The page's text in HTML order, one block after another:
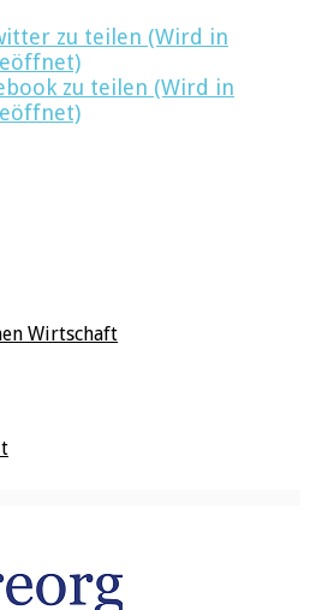
zu teilen (Wird in
zu teilen (Wird in
Wirtschaft